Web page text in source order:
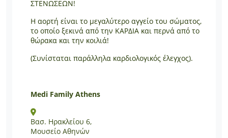
ΣΤΕΝΩΣΕΩΝ!
Η αορτή είναι το μεγαλύτερο αγγείο του σώματος,
το οποίο ξεκινά από την ΚΑΡΔΙΑ και περνά από το
θώρακα και την κοιλιά!
(Συνίσταται παράλληλα καρδιολογικός έλεγχος).
Medi Family Athens
Βασ. Ηρακλείου 6,
Μουσείο Αθηνών